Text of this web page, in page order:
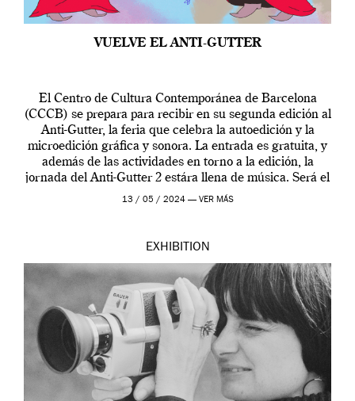
VUELVE EL ANTI-GUTTER
El Centro de Cultura Contemporánea de Barcelona
(CCCB) se prepara para recibir en su segunda edición al
Anti-Gutter, la feria que celebra la autoedición y la
microedición gráfica y sonora. La entrada es gratuita, y
además de las actividades en torno a la edición, la
jornada del Anti-Gutter 2 estára llena de música. Será el
[…]
13 / 05 / 2024 — VER MÁS
EXHIBITION